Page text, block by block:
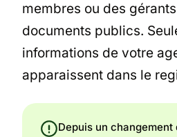
membres ou des
documents publics.
informations de votre
apparaissent dans le
Depuis un